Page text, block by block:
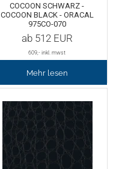
COCOON SCHWARZ -
COCOON BLACK - ORACAL
975CO-070
ab 512EUR
609,- inkl. mwst
Mehr lesen